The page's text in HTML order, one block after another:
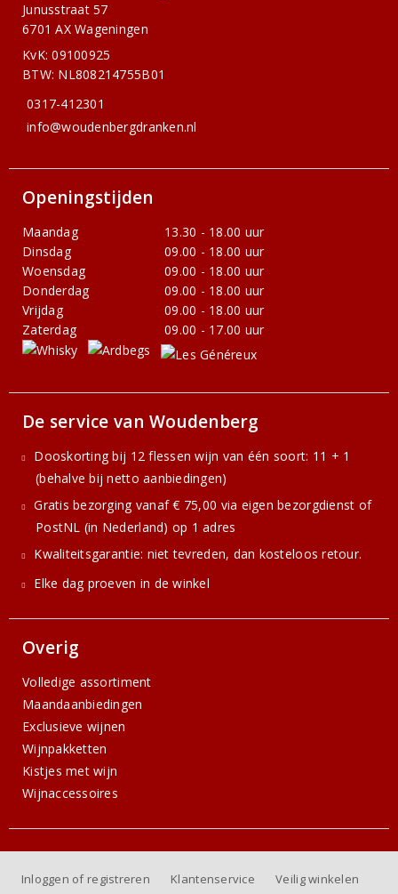
Junusstraat 57
6701 AX Wageningen
KvK: 09100925
BTW: NL808214755B01
0317-412301
info@woudenbergdranken.nl
Openingstijden
Maandag
13.30 - 18.00 uur
Dinsdag
09.00 - 18.00 uur
Woensdag
09.00 - 18.00 uur
Donderdag
09.00 - 18.00 uur
Vrijdag
09.00 - 18.00 uur
Zaterdag
09.00 - 17.00 uur
De service van Woudenberg
Dooskorting bij 12 flessen wijn van één soort: 11 + 1
(behalve bij netto aanbiedingen)
Gratis bezorging vanaf € 75,00 via eigen bezorgdienst of
PostNL (in Nederland) op 1 adres
Kwaliteitsgarantie: niet tevreden, dan kosteloos retour.
Elke dag proeven in de winkel
Overig
Volledige assortiment
Maandaanbiedingen
Exclusieve wijnen
Wijnpakketten
Kistjes met wijn
Wijnaccessoires
Inloggen of registreren Klantenservice Veilig winkelen